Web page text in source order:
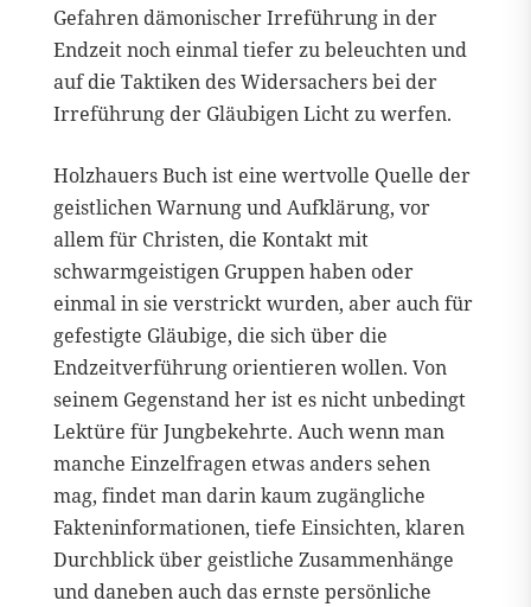
Gefahren dämonischer Irreführung in der
Endzeit noch einmal tiefer zu beleuchten und
auf die Taktiken des Widersachers bei der
Irreführung der Gläubigen Licht zu werfen.
Holzhauers Buch ist eine wertvolle Quelle der
geistlichen Warnung und Aufklärung, vor
allem für Christen, die Kontakt mit
schwarmgeistigen Gruppen haben oder
einmal in sie verstrickt wurden, aber auch für
gefestigte Gläubige, die sich über die
Endzeitverführung orientieren wollen. Von
seinem Gegenstand her ist es nicht unbedingt
Lektüre für Jungbekehrte. Auch wenn man
manche Einzelfragen etwas anders sehen
mag, findet man darin kaum zugängliche
Fakteninformationen, tiefe Einsichten, klaren
Durchblick über geistliche Zusammenhänge
und daneben auch das ernste persönliche